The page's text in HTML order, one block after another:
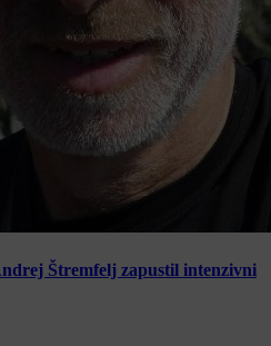
Štremfelj zapustil intenzivni